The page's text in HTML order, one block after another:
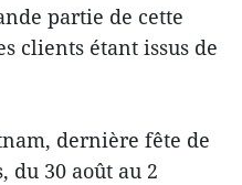
partie de cette
clients étant issus de
dernière fête de
du 30 août au 2